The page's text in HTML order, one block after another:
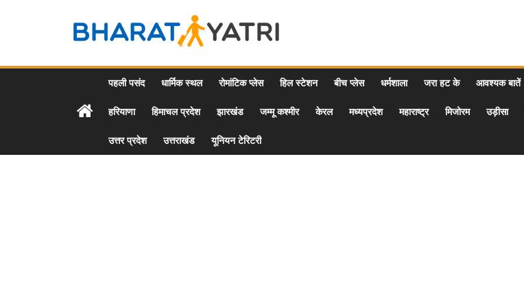
Bharat
Yatri
Tourist
पहली पसंद धार्मिक स्थल रोमांटिक प्लेस हिल स्टेशन बीच प्लेस धर्मशाला जरा हट के आवश्यक बातें
हरियाणा हिमाचल प्रदेश झारखंड जम्मू कश्मीर केरल मध्यप्रदेश महाराष्ट्र मिजोरम उड़ीसा
उत्तर प्रदेश उत्तराखंड यूनियन टेरिटरी